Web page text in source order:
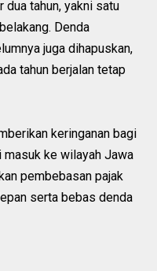
dua tahun, yakni satu
Denda
juga dihapuskan,
tahun berjalan tetap
keringanan bagi
masuk ke wilayah Jawa
pembebasan pajak
serta bebas denda